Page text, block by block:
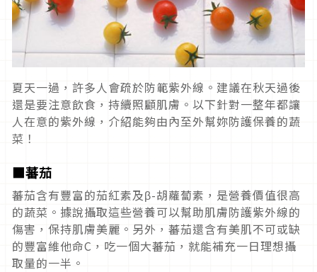
夏天一過，許多人會疏於防範紫外線。建議在秋天過後
還是要注意飲食，持續照顧肌膚。以下針對一整年都讓
人在意的紫外線，介紹能夠由內至外幫妳防護保養的蔬
菜！
■蕃茄
蕃茄含有豐富的茄紅素及β-胡蘿蔔素，是營養價值很高
的蔬菜。據說攝取這些營養可以幫助肌膚防護紫外線的
傷害，保持肌膚美麗。另外，蕃茄還含有美肌不可或缺
的豐富維他命C，吃一個大蕃茄，就能補充一日理想攝
取量的一半。